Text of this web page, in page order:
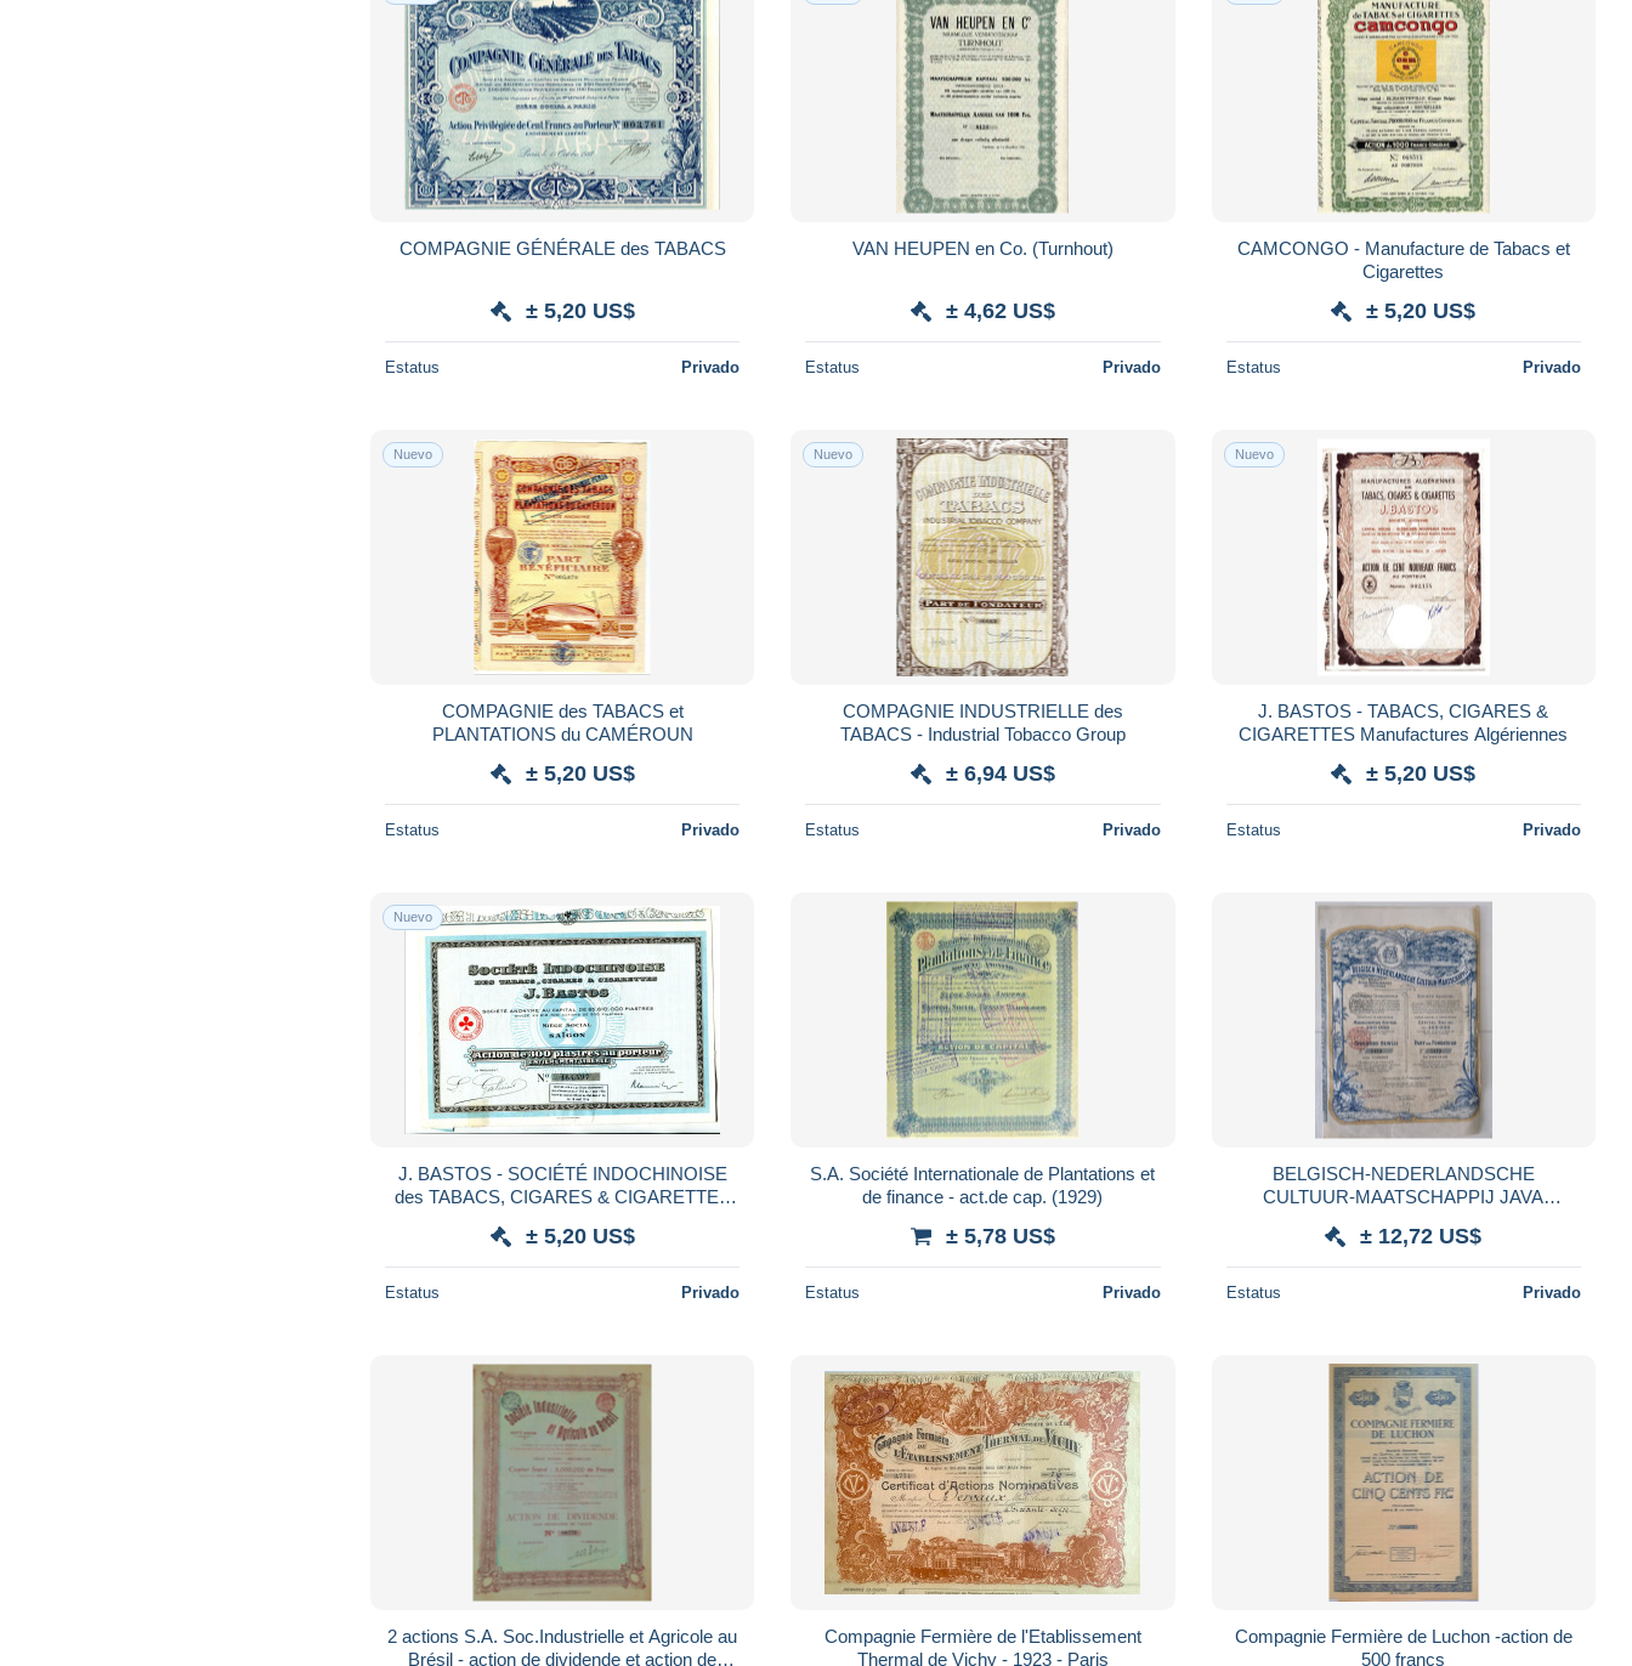
COMPAGNIE GÉNÉRALE des TABACS
± 5,20 US$
Estatus Privado
VAN HEUPEN en Co. (Turnhout)
± 4,62 US$
Estatus Privado
CAMCONGO - Manufacture de Tabacs et
Cigarettes
± 5,20 US$
Estatus Privado
Nuevo
COMPAGNIE des TABACS et
PLANTATIONS du CAMÉROUN
± 5,20 US$
Estatus Privado
Nuevo
COMPAGNIE INDUSTRIELLE des
TABACS - Industrial Tobacco Group
± 6,94 US$
Estatus Privado
Nuevo
J. BASTOS - TABACS, CIGARES &
CIGARETTES Manufactures Algériennes
± 5,20 US$
Estatus Privado
Nuevo
J. BASTOS - SOCIÉTÉ INDOCHINOISE
des TABACS, CIGARES & CIGARETTES
± 5,20 US$
Estatus Privado
S.A. Société Internationale de Plantations et
de finance - act.de cap. (1929)
± 5,78 US$
Estatus Privado
BELGISCH-NEDERLANDSCHE
CULTUUR-MAATSCHAPPIJ JAVA
FONDATEUR BELGO-
LUXEMBOURGEOIS BRUXELLES
± 12,72 US$
Estatus Privado
2 actions S.A. Soc.Industrielle et Agricole au
Brésil - action de dividende et action de
Compagnie Fermière de l'Etablissement
Thermal de Vichy - 1923 - Paris
Compagnie Fermière de Luchon -action de
500 francs